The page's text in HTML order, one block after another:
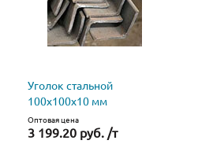
Уголок стальной
100х100х10 мм
Оптовая цена
3 199.20 руб. /т